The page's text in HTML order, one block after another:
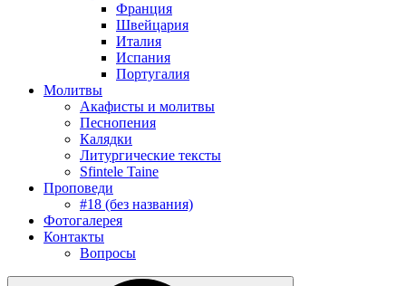
Франция
Швейцария
Италия
Испания
Португалия
Молитвы
Акафисты и молитвы
Песнопения
Калядки
Литургические тексты
Sfintele Taine
Проповеди
#18 (без названия)
Фотогалерея
Контакты
Вопросы